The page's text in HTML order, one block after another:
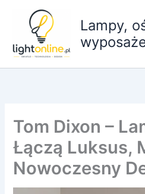
Lampy,
Tom Dixon –
Łączą Luksus,
Nowoczesny